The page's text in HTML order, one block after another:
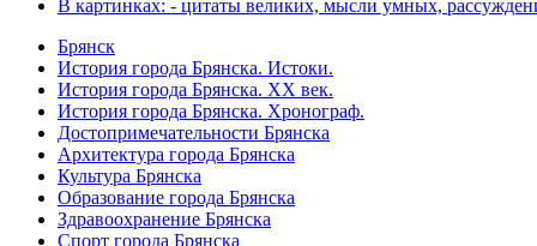
В картинках: - цитаты великих, мысли умных,
Брянск
История города Брянска. Истоки.
История города Брянска. XX век.
История города Брянска. Хронограф.
Достопримечательности Брянска
Архитектура города Брянска
Культура Брянска
Образование города Брянска
Здравоохранение Брянска
Спорт города Брянска